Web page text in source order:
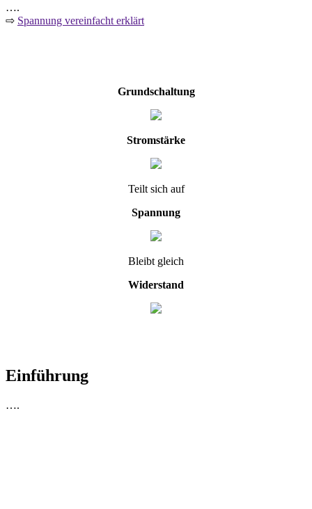
….
⇨ Spannung vereinfacht erklärt
Grundschaltung
Stromstärke
Teilt sich auf
Spannung
Bleibt gleich
Widerstand
Einführung
….